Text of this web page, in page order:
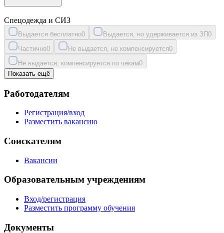
Спецодежда и СИЗ
Выдается бесплатно0 Выдается, но удерживается из ЗП0
Частично0 Не выдается, не компенсируется0
Не выдается, компенсируется по чекам0
Показать ещё
Работодателям
Регистрация/вход
Разместить вакансию
Соискателям
Вакансии
Образовательным учреждениям
Вход/регистрация
Разместить программу обучения
Документы